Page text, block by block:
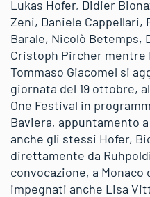
Lukas Hofer, Didier
Zeni, Daniele Cappellari,
Barale, Nicolò Betemps,
Cristoph Pircher mentre
Tommaso Giacomel si
giornata del 19 ottobre,
One Festival in
Baviera, appuntamento
anche gli stessi Hofer,
direttamente da
convocazione, a Monaco
impegnati anche Lisa